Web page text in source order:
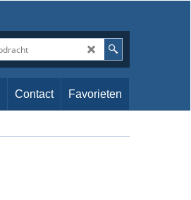
Contact Favorieten